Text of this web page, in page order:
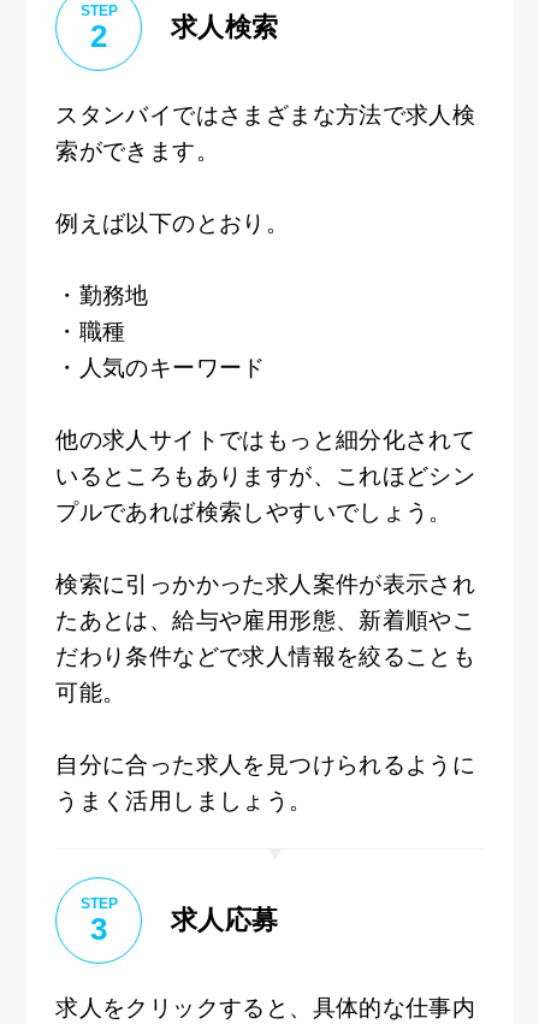
STEP
2 求人検索
スタンバイではさまざまな方法で求人検
索ができます。
例えば以下のとおり。
・勤務地
・職種
・人気のキーワード
他の求人サイトではもっと細分化されて
いるところもありますが、これほどシン
プルであれば検索しやすいでしょう。
検索に引っかかった求人案件が表示され
たあとは、給与や雇用形態、新着順やこ
だわり条件などで求人情報を絞ることも
可能。
自分に合った求人を見つけられるように
うまく活用しましょう。
STEP
3 求人応募
求人をクリックすると、具体的な仕事内